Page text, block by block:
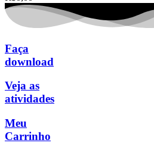
Faça
download
Veja as
atividades
Meu
Carrinho